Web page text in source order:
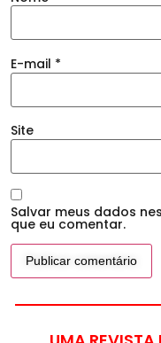
E-mail *
Site
Salvar meus dados
que eu comentar.